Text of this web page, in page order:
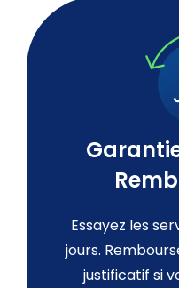
Essayez les
jours.
justificatif si